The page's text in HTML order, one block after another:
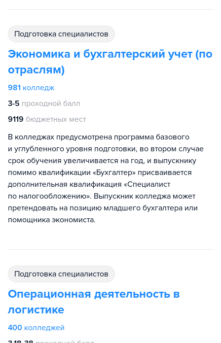
подготовка специалистов
Экономика и бухгалтерский учет (по
отраслям)
981 колледж
3-5 проходной балл
9119 бюджетных мест
В колледжах предусмотрена программа базового
и углубленного уровня подготовки, во втором случае
срок обучения увеличивается на год, и выпускнику
помимо квалификации «Бухгалтер» присваивается
дополнительная квалификация «Специалист
по налогообложению». Выпускник колледжа может
претендовать на позицию младшего бухгалтера или
помощника экономиста.
подготовка специалистов
Операционная деятельность в
логистике
400 колледжей